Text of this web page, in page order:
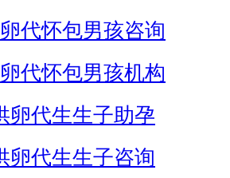
代怀包男孩咨询
代怀包男孩机构
卵代生生子助孕
卵代生生子咨询